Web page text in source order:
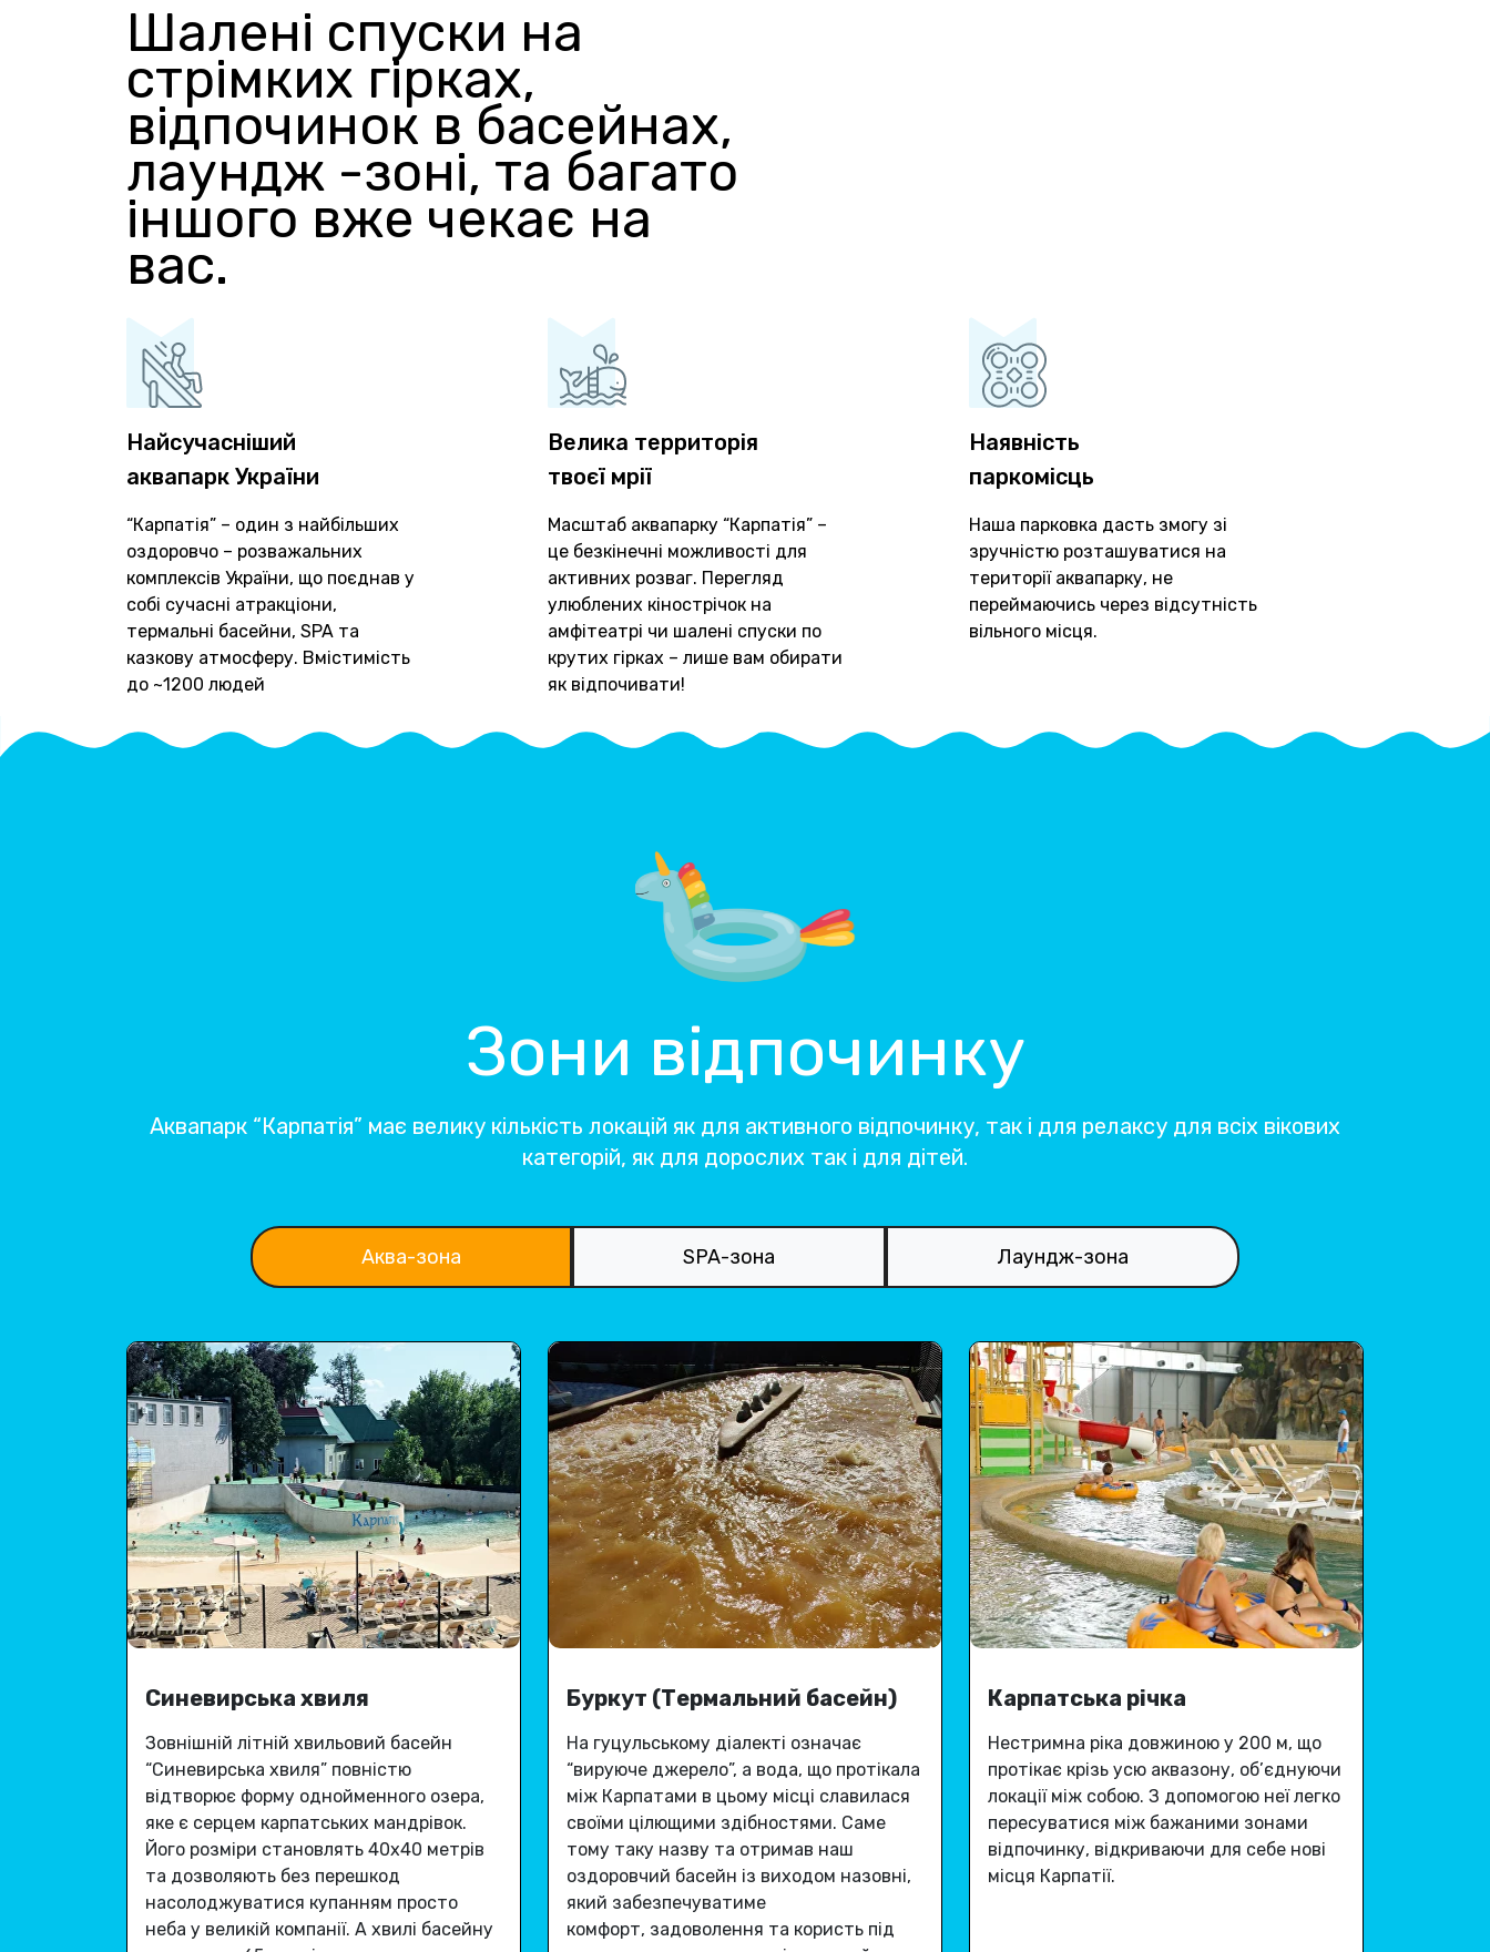
Шалені спуски на
стрімких гірках,
відпочинок в басейнах,
лаундж -зоні, та багато
іншого вже чекає на
вас.
Найсучасніший
аквапарк України
“Карпатія” – один з найбільших
оздоровчо – розважальних
комплексів України, що поєднав у
собі сучасні атракціони,
термальні басейни, SPA та
казкову атмосферу. Вмістимість
до ~1200 людей
Велика территорія
твоєї мрії
Масштаб аквапарку “Карпатія” –
це безкінечні можливості для
активних розваг. Перегляд
улюблених кінострічок на
амфітеатрі чи шалені спуски по
крутих гірках – лише вам обирати
як відпочивати!
Наявність
паркомісць
Наша парковка дасть змогу зі
зручністю розташуватися на
території аквапарку, не
переймаючись через відсутність
вільного місця.
Зони відпочинку
Аквапарк “Карпатія” має велику кількість локацій як для активного відпочинку, так і для релаксу для всіх вікових
категорій, як для дорослих так і для дітей.
Аква-зона SPA-зона Лаундж-зона
Синевирська хвиля
Зовнішній літній хвильовий басейн
“Синевирська хвиля” повністю
відтворює форму однойменного озера,
яке є серцем карпатських мандрівок.
Його розміри становлять 40х40 метрів
та дозволяють без перешкод
насолоджуватися купанням просто
неба у великій компанії. А хвилі басейну
Буркут (Термальний басейн)
На гуцульському діалекті означає
“вируюче джерело”, а вода, що протікала
між Карпатами в цьому місці славилася
своїми цілющими здібностями. Саме
тому таку назву та отримав наш
оздоровчий басейн із виходом назовні,
який забезпечуватиме
комфорт, задоволення та користь під
Карпатська річка
Нестримна ріка довжиною у 200 м, що
протікає крізь усю аквазону, об’єднуючи
локації між собою. З допомогою неї легко
пересуватися між бажаними зонами
відпочинку, відкриваючи для себе нові
місця Карпатії.